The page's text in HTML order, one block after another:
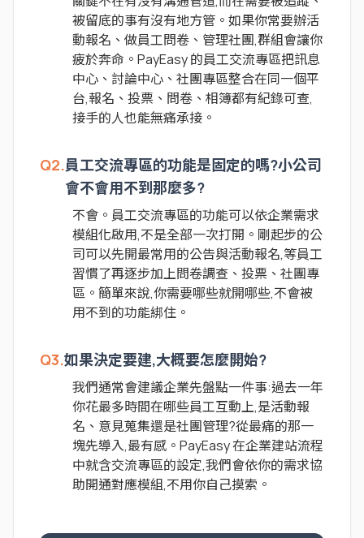
被留底的事有沒有地方管。如果你常要辦活
動報名、做員工問卷、管理社團,群組會讓你
疲於奔命。PayEasy 的員工交流專區把訊息
中心、討論中心、社團專區整合在同一個平
台,報名、投票、問卷、相簿都有紀錄可查,
接手的人也能無痛承接。
Q2.員工交流專區的功能是固定的嗎?小公司
會不會用不到那麼多?
不會。員工交流專區的功能可以依企業需求
模組化啟用,不是全部一次打開。剛起步的公
司可以先開最常用的公告與活動報名,等員工
習慣了再逐步加上問卷調查、投票、社團專
區。簡單來說,你需要哪些就開哪些,不會被
用不到的功能綁住。
Q3.如果決定要建,大概要怎麼開始?
我們通常會建議企業先盤點一件事:過去一年
你花最多時間在哪些員工互動上,是活動報
名、意見蒐集還是社團管理?從最痛的那一
塊先導入,最有感。PayEasy 在企業建站流程
中就含交流專區的設定,我們會依你的需求協
助開通對應模組,不用你自己摸索。